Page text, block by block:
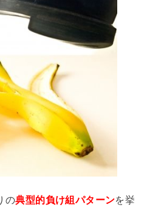
の典型的負け組パターンを挙